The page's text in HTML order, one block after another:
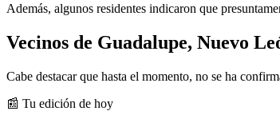
Además, algunos residentes indicaron que
Vecinos de Guadalupe, Nuevo
Cabe destacar que hasta el momento, no se ha
📰 Tu edición de hoy